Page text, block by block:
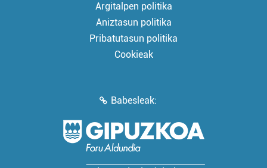
Argitalpen politika
Aniztasun politika
Pribatutasun politika
Cookieak
Babesleak: